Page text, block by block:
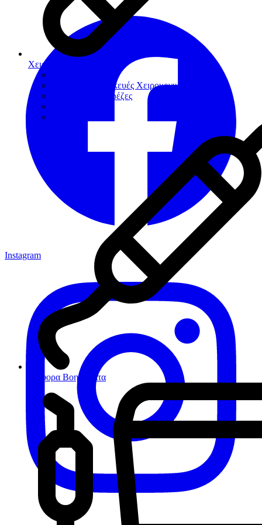
Χειρουργική
Βοηθήματα-Συσκευές Χειρουργικής
Χειρουργικές Φρέζες
Διάφορα Βοηθήματα
Instagram